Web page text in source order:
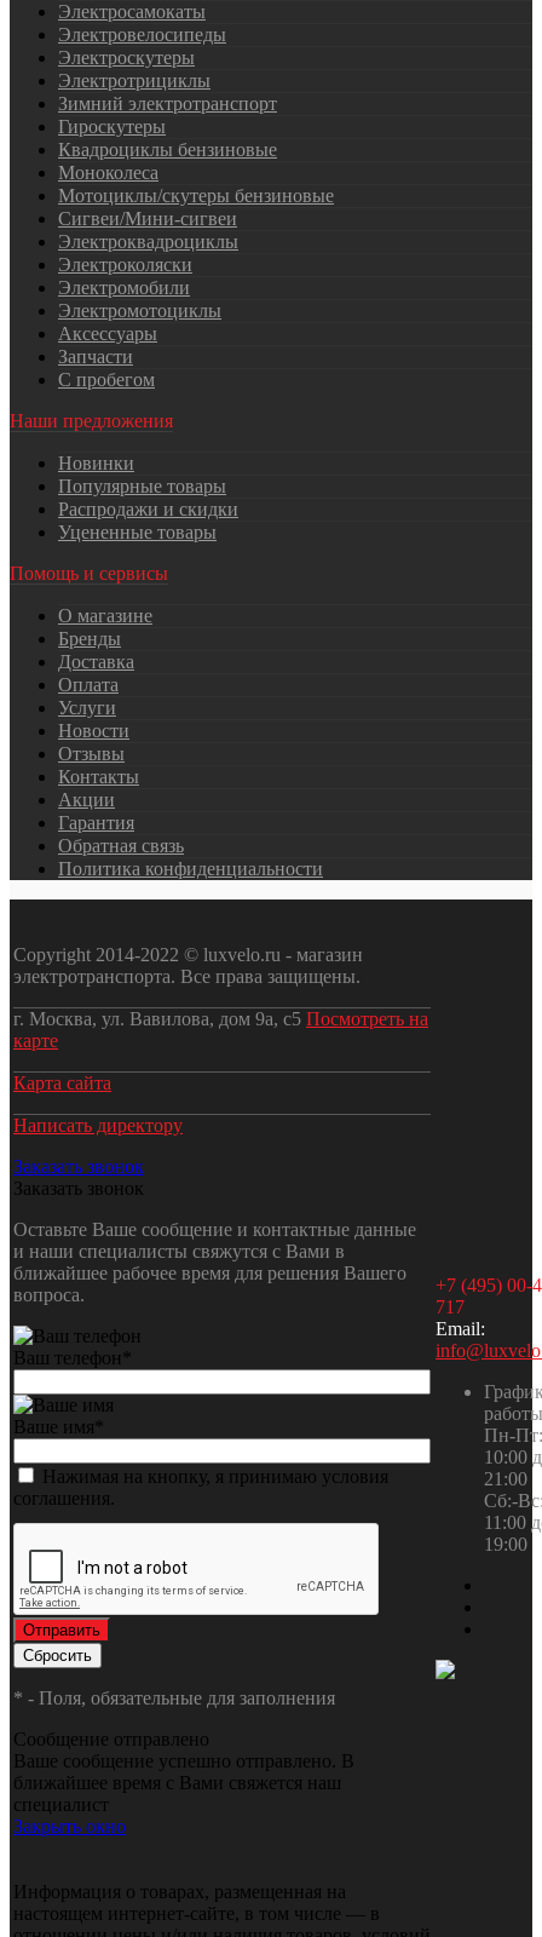
Электросамокаты
Электровелосипеды
Электроскутеры
Электротрициклы
Зимний электротранспорт
Гироскутеры
Квадроциклы бензиновые
Моноколеса
Мотоциклы/скутеры бензиновые
Сигвеи/Мини-сигвеи
Электроквадроциклы
Электроколяски
Электромобили
Электромотоциклы
Аксессуары
Запчасти
С пробегом
Наши предложения
Новинки
Популярные товары
Распродажи и скидки
Уцененные товары
Помощь и сервисы
О магазине
Бренды
Доставка
Оплата
Услуги
Новости
Отзывы
Контакты
Акции
Гарантия
Обратная связь
Политика конфиденциальности
Copyright 2014-2022 © luxvelo.ru - магазин
электротранспорта. Все права защищены.
г. Москва, ул. Вавилова, дом 9а, с5 Посмотреть на
карте
Карта сайта
Написать директору
Заказать звонок
Заказать звонок
Оставьте Ваше сообщение и контактные данные
и наши специалисты свяжутся с Вами в
ближайшее рабочее время для решения Вашего
вопроса.
Ваш телефон *
Ваше имя*
Нажимая на кнопку, я принимаю условия
соглашения.
* - Поля, обязательные для заполнения
Сообщение отправлено
Ваше сообщение успешно отправлено. В
ближайшее время с Вами свяжется наш
специалист
Закрыть окно
Информация о товарах, размещенная на
настоящем интернет-сайте, в том числе — в
+7 (495) 00-
717
Email:
работы
Пн-
10:00
21:00
Сб:-
11:00
19:00